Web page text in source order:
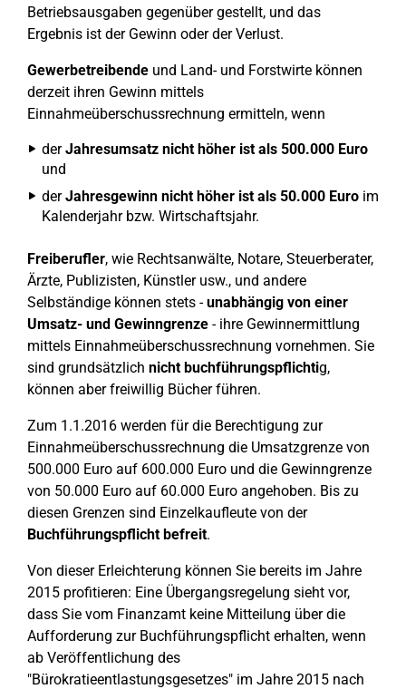
Betriebsausgaben gegenüber gestellt, und das
Ergebnis ist der Gewinn oder der Verlust.
Gewerbetreibende und Land- und Forstwirte können
derzeit ihren Gewinn mittels
Einnahmeüberschussrechnung ermitteln, wenn
derJahresumsatz nicht höher ist als 500.000 Euro
und
derJahresgewinn nicht höher ist als 50.000 Euro im
Kalenderjahr bzw. Wirtschaftsjahr.
Freiberufler, wie Rechtsanwälte, Notare, Steuerberater,
Ärzte, Publizisten, Künstler usw., und andere
Selbständige können stets -unabhängig von einer
Umsatz- und Gewinngrenze - ihre Gewinnermittlung
mittels Einnahmeüberschussrechnung vornehmen. Sie
sind grundsätzlich nicht buchführungspflichtig,
können aber freiwillig Bücher führen.
Zum 1.1.2016 werden für die Berechtigung zur
Einnahmeüberschussrechnung die Umsatzgrenze von
500.000 Euro auf 600.000 Euro und die Gewinngrenze
von 50.000 Euro auf 60.000 Euro angehoben. Bis zu
diesen Grenzen sind Einzelkaufleute von der
Buchführungspflicht befreit.
Von dieser Erleichterung können Sie bereits im Jahre
2015 profitieren: Eine Übergangsregelung sieht vor,
dass Sie vom Finanzamt keine Mitteilung über die
Aufforderung zur Buchführungspflicht erhalten, wenn
ab Veröffentlichung des
"Bürokratieentlastungsgesetzes" im Jahre 2015 nach